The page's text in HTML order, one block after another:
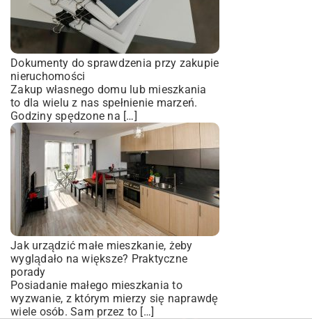
Dokumenty do sprawdzenia przy zakupie
nieruchomości
Zakup własnego domu lub mieszkania
to dla wielu z nas spełnienie marzeń.
Godziny spędzone na […]
Jak urządzić małe mieszkanie, żeby
wyglądało na większe? Praktyczne
porady
Posiadanie małego mieszkania to
wyzwanie, z którym mierzy się naprawdę
wiele osób. Sam przez to […]